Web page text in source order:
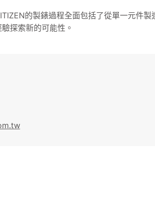
的製錶過程全面包括了從單一元件
探索新的可能性。